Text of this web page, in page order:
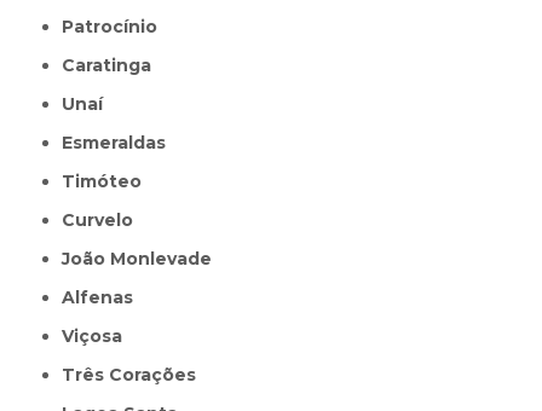
Patrocínio
Caratinga
Unaí
Esmeraldas
Timóteo
Curvelo
João Monlevade
Alfenas
Viçosa
Três Corações